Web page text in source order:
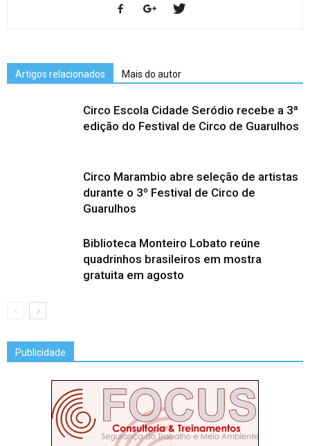
Artigos relacionados Mais do autor
Circo Escola Cidade Seródio recebe a 3ª
edição do Festival de Circo de Guarulhos
Circo Marambio abre seleção de artistas
durante o 3º Festival de Circo de
Guarulhos
Biblioteca Monteiro Lobato reúne
quadrinhos brasileiros em mostra
gratuita em agosto
Publicidade